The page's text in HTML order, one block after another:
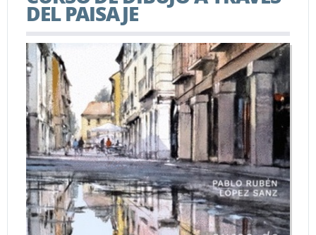
DEL PAISAJE